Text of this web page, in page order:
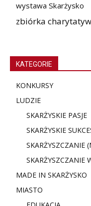
wystawa Skarżysko
zbiórka
KATEGORIE
KONKURSY
LUDZIE
SKARŻYSKIE PASJE
SKARŻYSKIE
SKARŻYSZCZANIE
SKARŻYSZCZANIE
MADE IN SKARŻYSKO
MIASTO